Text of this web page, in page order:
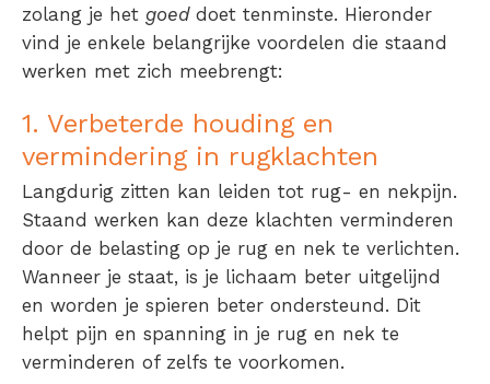
zolang je het goeddoet tenminste. Hieronder
vind je enkele belangrijke voordelen die staand
werken met zich meebrengt:
1. Verbeterde houding en
vermindering in rugklachten
Langdurig zitten kan leiden tot rug- en nekpijn.
Staand werken kan deze klachten verminderen
door de belasting op je rug en nek te verlichten.
Wanneer je staat, is je lichaam beter uitgelijnd
en worden je spieren beter ondersteund. Dit
helpt pijn en spanning in je rug en nek te
verminderen of zelfs te voorkomen.